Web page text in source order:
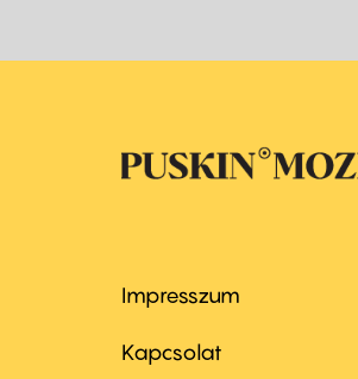
Footer
menu
Impresszum
Kapcsolat